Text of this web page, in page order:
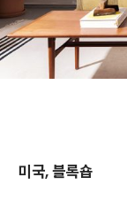
미국, 블록숍